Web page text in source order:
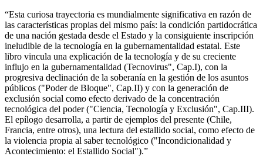
“Esta curiosa trayectoria es mundialmente significativa en razón de
las características propias del mismo país: la condición partidocrática
de una nación gestada desde el Estado y la consiguiente inscripción
ineludible de la tecnología en la gubernamentalidad estatal. Este
libro vincula una explicación de la tecnología y de su creciente
influjo en la gubernamentalidad (Tecnovirus", Cap.I), con la
progresiva declinación de la soberanía en la gestión de los asuntos
públicos ("Poder de Bloque", Cap.II) y con la generación de
exclusión social como efecto derivado de la concentración
tecnológica del poder ("Ciencia, Tecnología y Exclusión", Cap.III).
El epílogo desarrolla, a partir de ejemplos del presente (Chile,
Francia, entre otros), una lectura del estallido social, como efecto de
la violencia propia al saber tecnológico ("Incondicionalidad y
Acontecimiento: el Estallido Social").”